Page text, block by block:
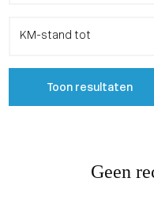
Toon resultaten
Geen